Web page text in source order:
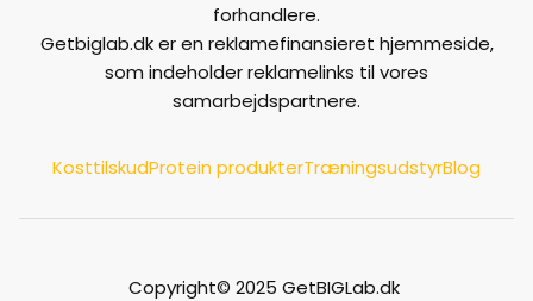
forhandlere.
Getbiglab.dk er en reklamefinansieret hjemmeside,
som indeholder reklamelinks til vores
samarbejdspartnere.
KosttilskudProtein produkterTræningsudstyrBlog
Copyright© 2025 GetBIGLab.dk